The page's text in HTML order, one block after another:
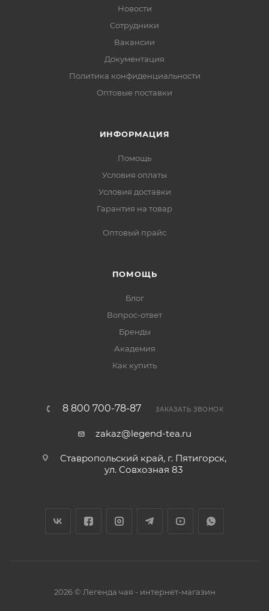
Новости
Сотрудники
Вакансии
Документация
Политика конфиденциальности
Оптовые поставки
ИНФОРМАЦИЯ
Помощь
Условия оплаты
Условия доставки
Гарантия на товар
Оптовый прайс
ПОМОЩЬ
Блог
Вопрос-ответ
Бренды
Академия
Как купить
8 800 700-78-87 ЗАКАЗАТЬ ЗВОНОК
zakaz@legend-tea.ru
Ставропольский край, г. Пятигорск,
ул. Совхозная 83
2026 © Легенда чая - интернет-магазин